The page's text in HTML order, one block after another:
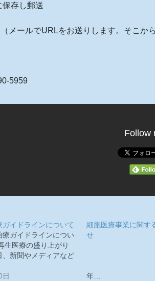
保存し郵送
（メールでURLをお送りします。そこか
5959
Follow
イドラインについて
療ガイドラインについ
生医療の盛り上がり
、新聞やメディアなど
細胞医療事業に関す
せ
平
年…